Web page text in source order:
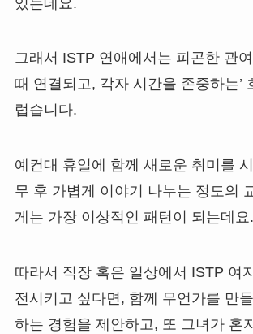
그래서 ISTP 연애에서는 피곤한 관
때 연결되고, 각자 시간을 존중하는’
럽습니다.
예컨대 휴일에 함께 새로운 취미를
무 후 가볍게 이야기 나누는 정도의
게는 가장 이상적인 패턴이 되는데요.
따라서 직장 혹은 일상에서 ISTP 여
전시키고 싶다면, 함께 무언가를 만
하는 경험을 제안하고, 또 그녀가 혼